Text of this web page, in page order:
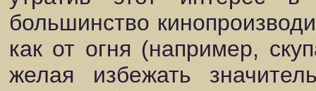
большинство
как от огня (например,
желая избежать